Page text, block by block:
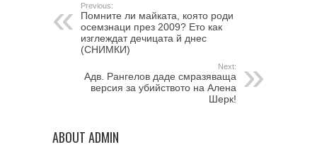
Previous:
Помните ли майката, която роди
осемзнаци през 2009? Ето как
изглеждат дечицата й днес
(СНИМКИ)
Next:
Адв. Рангелов даде смразяваща
версия за убийството на Алена
Шерк!
ABOUT ADMIN